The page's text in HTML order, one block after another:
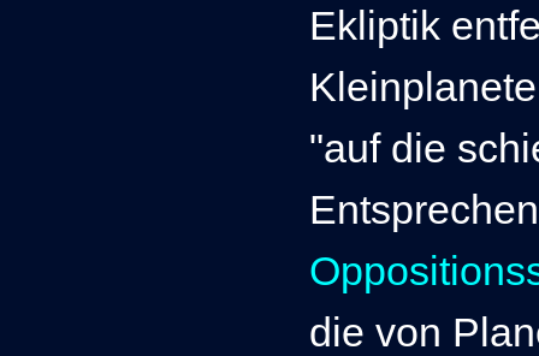
Ekliptik
"auf die
die von